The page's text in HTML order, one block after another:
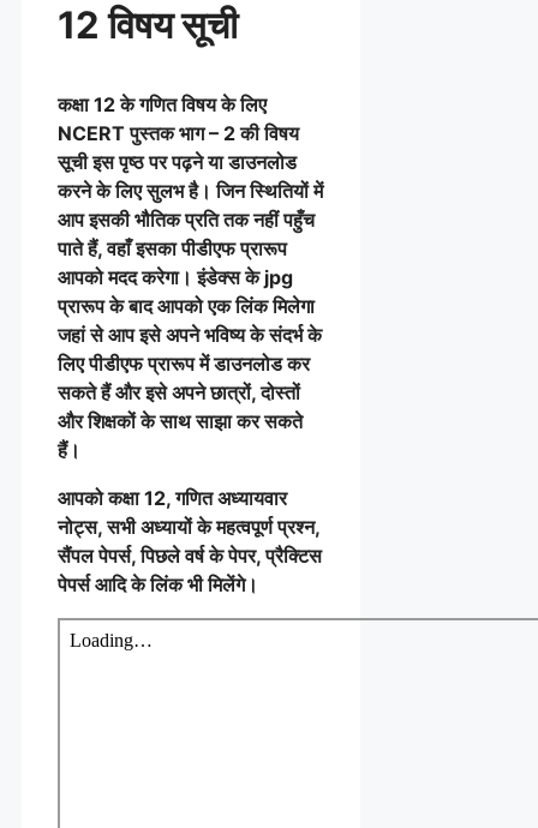
12 विषय सूची
कक्षा 12 के गणित विषय के लिए
NCERT पुस्तक भाग – 2 की विषय
सूची इस पृष्ठ पर पढ़ने या डाउनलोड
करने के लिए सुलभ है। जिन स्थितियों में
आप इसकी भौतिक प्रति तक नहीं पहुँच
पाते हैं, वहाँ इसका पीडीएफ प्रारूप
आपको मदद करेगा। इंडेक्स के jpg
प्रारूप के बाद आपको एक लिंक मिलेगा
जहां से आप इसे अपने भविष्य के संदर्भ के
लिए पीडीएफ प्रारूप में डाउनलोड कर
सकते हैं और इसे अपने छात्रों, दोस्तों
और शिक्षकों के साथ साझा कर सकते
हैं।
आपको कक्षा 12, गणित अध्यायवार
नोट्स, सभी अध्यायों के महत्वपूर्ण प्रश्न,
सैंपल पेपर्स, पिछले वर्ष के पेपर, प्रैक्टिस
पेपर्स आदि के लिंक भी मिलेंगे।